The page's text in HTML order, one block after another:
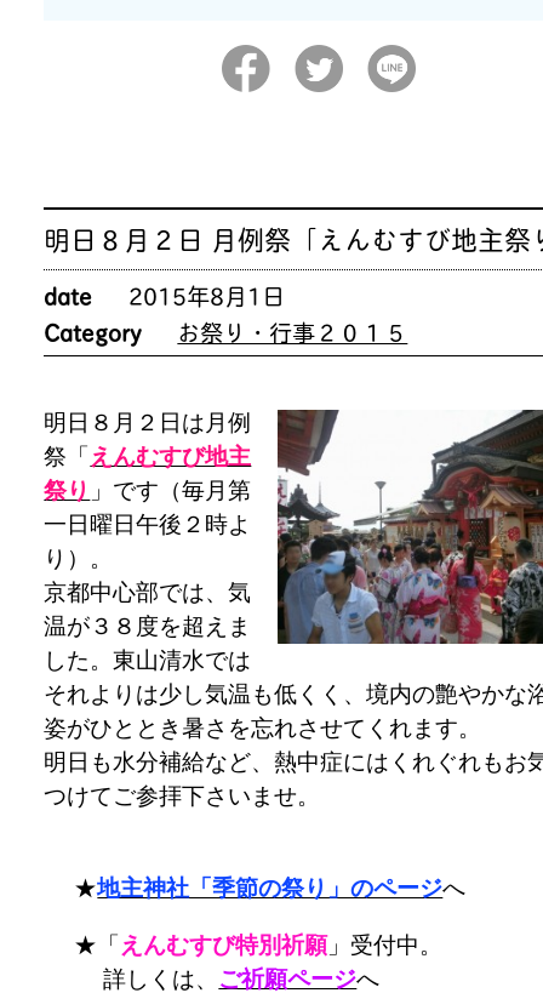
明日８月２日 月例祭「えんむすび地主祭
date
2015年8月1日
Category
お祭り・行事２０１５
明日８月２日は月例
祭「 えんむすび地主
祭り 」です（毎月第
一日曜日午後２時よ
り）。
京都中心部では、気
温が３８度を超えま
した。東山清水では
それよりは少し気温も低くく、境内の艶やかな
姿がひととき暑さを忘れさせてくれます。
明日も水分補給など、熱中症にはくれぐれもお
つけてご参拝下さいませ。
★地主神社「季節の祭り」のページへ
★「 えんむすび特別祈願」受付中。
詳しくは、 ご祈願ページへ